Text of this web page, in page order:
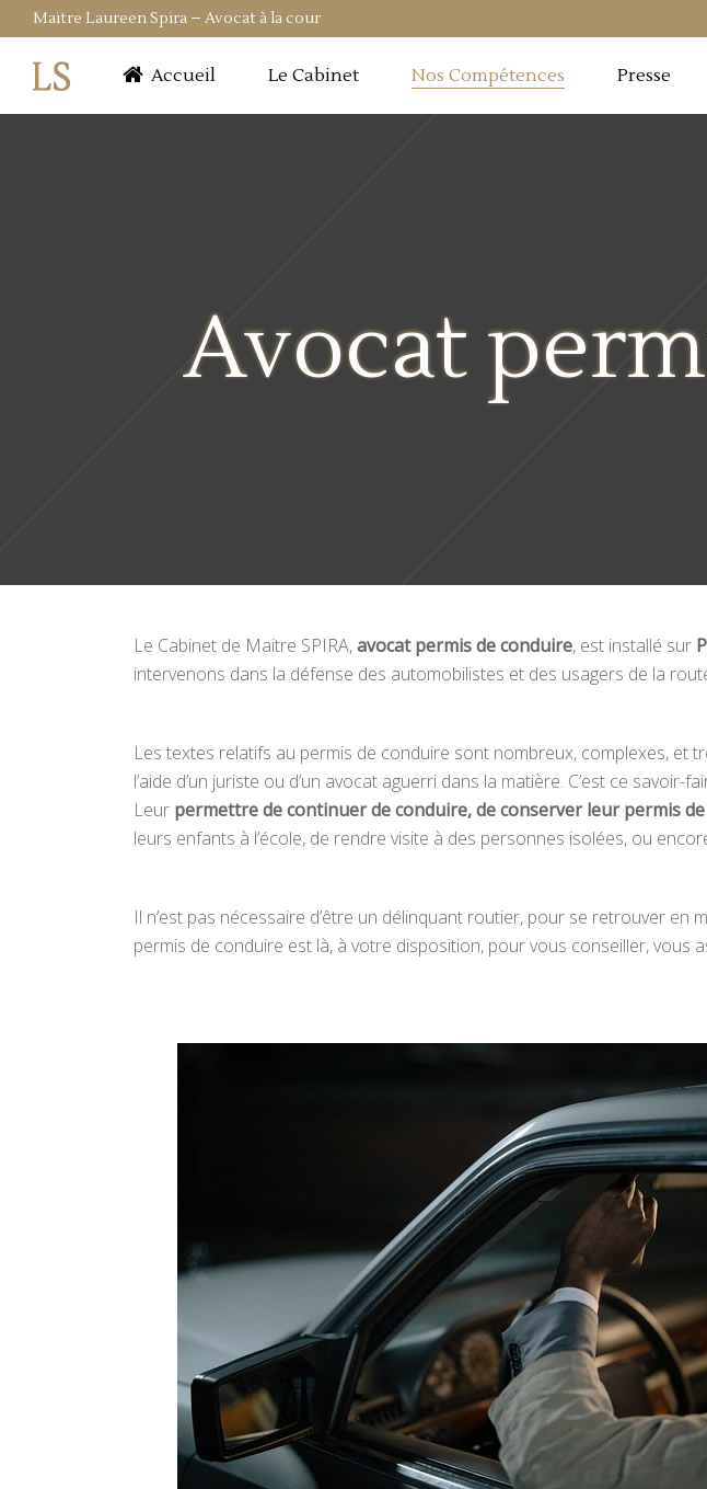
Maitre Laureen Spira – Avocat à la cour
Accueil Le Cabinet Nos Compétences Presse
Avocat
Le Cabinet de Maitre SPIRA,avocat permis de conduire, est installé sur
intervenons dans la défense des automobilistes et des usagers de la
Les textes relatifs au permis de conduire sont nombreux, complexes, et
l’aide d’un juriste ou d’un avocat aguerri dans la matière. C’est ce
Leur permettre de continuer de conduire, de conserver leur permis
leurs enfants à l’école, de rendre visite à des personnes isolées, ou
Il n’est pas nécessaire d’être un délinquant routier, pour se retrouver en
permis de conduire est là, à votre disposition, pour vous conseiller, vous